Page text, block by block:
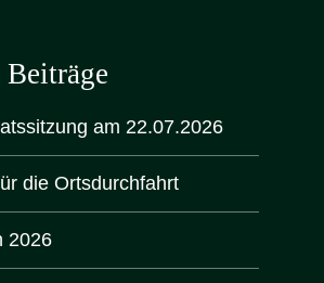
Beiträge
am 22.07.2026
die Ortsdurchfahrt
2026